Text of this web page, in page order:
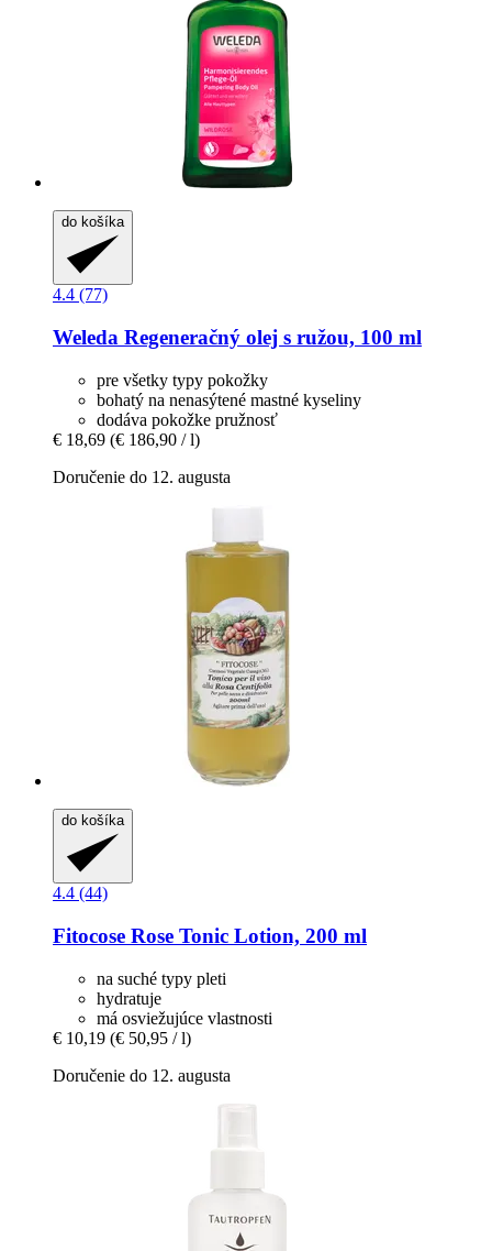
do košíka
4.4 (77)
Weleda Regeneračný olej s ružou, 100 ml
pre všetky typy pokožky
bohatý na nenasýtené mastné kyseliny
dodáva pokožke pružnosť
€ 18,69 (€ 186,90 / l)
Doručenie do 12. augusta
do košíka
4.4 (44)
Fitocose Rose Tonic Lotion, 200 ml
na suché typy pleti
hydratuje
má osviežujúce vlastnosti
€ 10,19 (€ 50,95 / l)
Doručenie do 12. augusta